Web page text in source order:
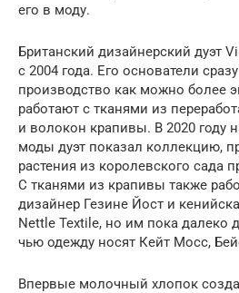
его в моду.
Британский дизайнерский дуэт
с 2004 года. Его основатели
производство как можно более
работают с тканями из
и волокон крапивы. В 2020 году
моды дуэт показал коллекцию,
растения из королевского сада
С тканями из крапивы также
дизайнер Гезине Йост и
Nettle Textile, но им пока далеко
чью одежду носят Кейт Мосс,
Впервые молочный хлопок